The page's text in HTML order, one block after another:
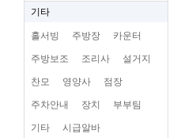
기타
홀서빙 주방장 카운터
주방보조 조리사 설거지
찬모 영양사 점장
주차안내 장치 부부팀
기타 시급알바